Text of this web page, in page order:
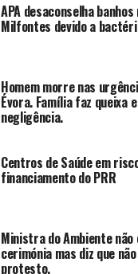
APA desaconselha
Milfontes devido a
Homem morre nas
Évora. Família faz queixa
negligência.
Centros de Saúde em
financiamento do PRR
Ministra do Ambiente não
cerimónia mas diz que
protesto.